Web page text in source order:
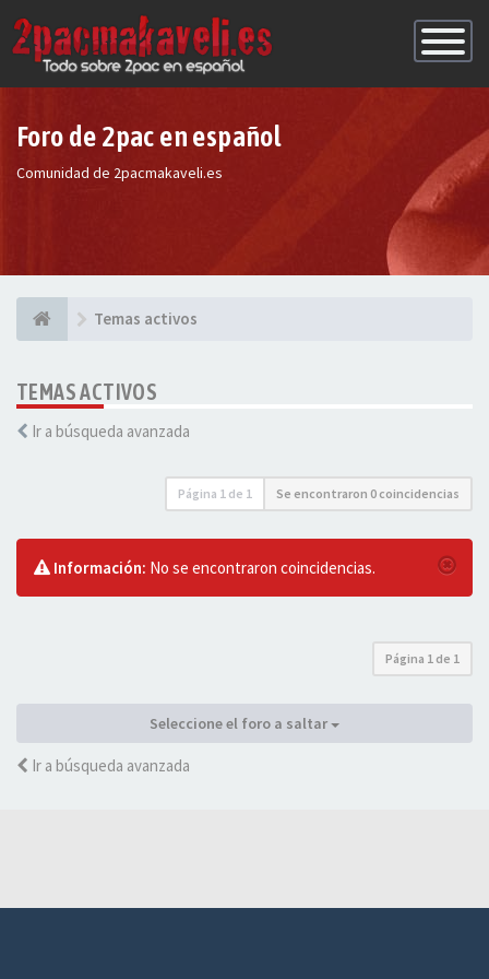
de
Foro de 2pac en español
Comunidad de 2pacmakaveli.es
Temas activos
TEMAS ACTIVOS
Ir a búsqueda avanzada
Página 1 de 1 Se encontraron 0 coincidencias
Información: No se encontraron coincidencias.
Página 1 de 1
Seleccione el foro a saltar
Ir a búsqueda avanzada